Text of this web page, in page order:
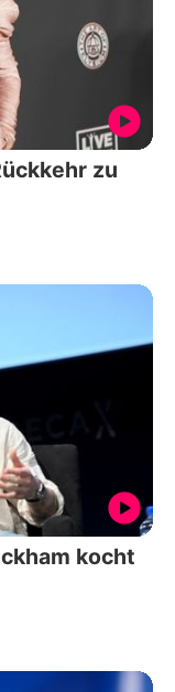
zu
kocht